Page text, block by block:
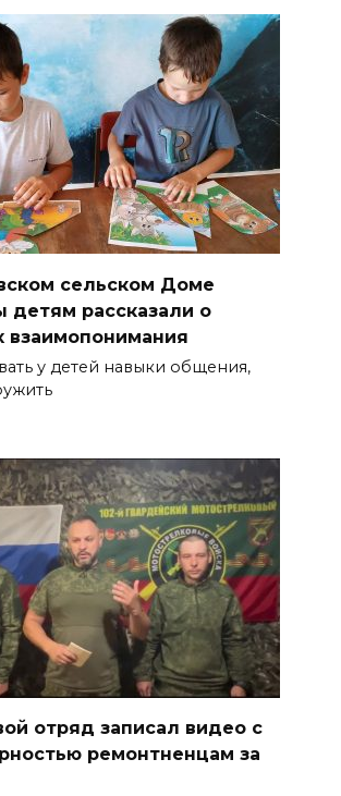
сельском Доме
детям рассказали о
взаимопонимания
у детей навыки общения,
отряд записал видео с
ремонтненцам за